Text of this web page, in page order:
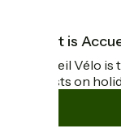
What is
Accueil Vélo
cyclists on